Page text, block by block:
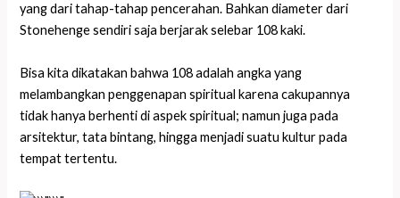
yang dari tahap-tahap pencerahan. Bahkan diameter dari
Stonehenge sendiri saja berjarak selebar 108 kaki.
Bisa kita dikatakan bahwa 108 adalah angka yang
melambangkan penggenapan spiritual karena cakupannya
tidak hanya berhenti di aspek spiritual; namun juga pada
arsitektur, tata bintang, hingga menjadi suatu kultur pada
tempat tertentu.